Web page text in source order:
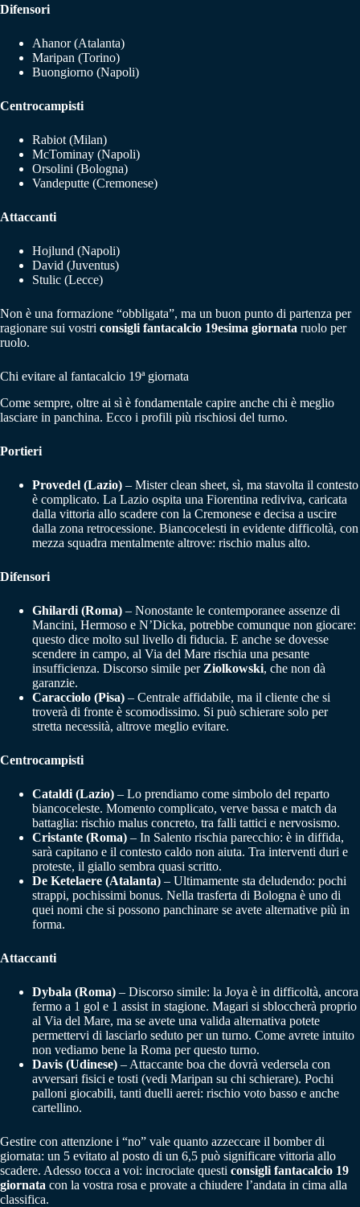
Difensori
Ahanor (Atalanta)
Maripan (Torino)
Buongiorno (Napoli)
Centrocampisti
Rabiot (Milan)
McTominay (Napoli)
Orsolini (Bologna)
Vandeputte (Cremonese)
Attaccanti
Hojlund (Napoli)
David (Juventus)
Stulic (Lecce)
Non è una formazione “obbligata”, ma un buon punto di partenza per
ragionare sui vostri consigli fantacalcio 19esima giornata ruolo per
ruolo.
Chi evitare al fantacalcio 19ª giornata
Come sempre, oltre ai sì è fondamentale capire anche chi è meglio
lasciare in panchina. Ecco i profili più rischiosi del turno.
Portieri
Provedel (Lazio) – Mister clean sheet, sì, ma stavolta il contesto
è complicato. La Lazio ospita una Fiorentina rediviva, caricata
dalla vittoria allo scadere con la Cremonese e decisa a uscire
dalla zona retrocessione. Biancocelesti in evidente difficoltà, con
mezza squadra mentalmente altrove: rischio malus alto.
Difensori
Ghilardi (Roma) – Nonostante le contemporanee assenze di
Mancini, Hermoso e N’Dicka, potrebbe comunque non giocare:
questo dice molto sul livello di fiducia. E anche se dovesse
scendere in campo, al Via del Mare rischia una pesante
insufficienza. Discorso simile per Ziolkowski, che non dà
garanzie.
Caracciolo (Pisa) – Centrale affidabile, ma il cliente che si
troverà di fronte è scomodissimo. Si può schierare solo per
stretta necessità, altrove meglio evitare.
Centrocampisti
Cataldi (Lazio) – Lo prendiamo come simbolo del reparto
biancoceleste. Momento complicato, verve bassa e match da
battaglia: rischio malus concreto, tra falli tattici e nervosismo.
Cristante (Roma) – In Salento rischia parecchio: è in diffida,
sarà capitano e il contesto caldo non aiuta. Tra interventi duri e
proteste, il giallo sembra quasi scritto.
De Ketelaere (Atalanta) – Ultimamente sta deludendo: pochi
strappi, pochissimi bonus. Nella trasferta di Bologna è uno di
quei nomi che si possono panchinare se avete alternative più in
forma.
Attaccanti
Dybala (Roma) – Discorso simile: la Joya è in difficoltà, ancora
fermo a 1 gol e 1 assist in stagione. Magari si sbloccherà proprio
al Via del Mare, ma se avete una valida alternativa potete
permettervi di lasciarlo seduto per un turno. Come avrete intuito
non vediamo bene la Roma per questo turno.
Davis (Udinese) – Attaccante boa che dovrà vedersela con
avversari fisici e tosti (vedi Maripan su chi schierare). Pochi
palloni giocabili, tanti duelli aerei: rischio voto basso e anche
cartellino.
Gestire con attenzione i “no” vale quanto azzeccare il bomber di
giornata: un 5 evitato al posto di un 6,5 può significare vittoria allo
scadere. Adesso tocca a voi: incrociate questi consigli fantacalcio 19
giornata con la vostra rosa e provate a chiudere l’andata in cima alla
classifica.